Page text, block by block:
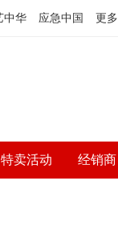
中华 应急中国 更多
特卖活动 经销商